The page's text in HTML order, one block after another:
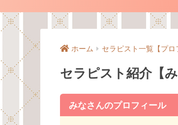
ホーム セラピスト一覧【プロ
セラピスト紹介【み
みなさんのプロフィール